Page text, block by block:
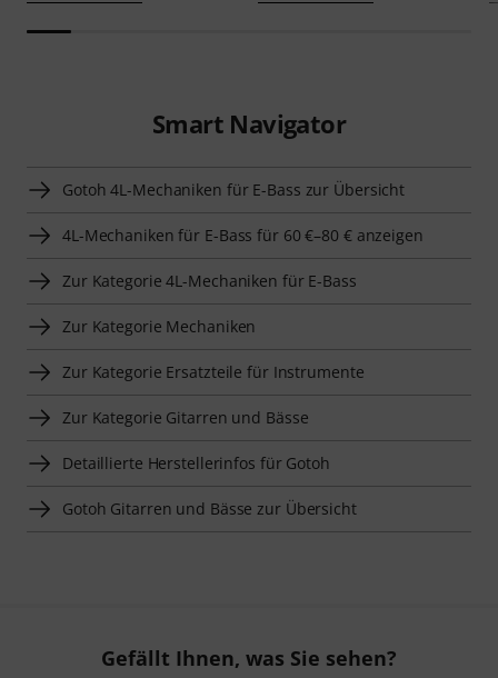
Smart Navigator
Gotoh 4L-Mechaniken für E-Bass zur Übersicht
4L-Mechaniken für E-Bass für 60 €–80 € anzeigen
Zur Kategorie 4L-Mechaniken für E-Bass
Zur Kategorie Mechaniken
Zur Kategorie Ersatzteile für Instrumente
Zur Kategorie Gitarren und Bässe
Detaillierte Herstellerinfos für Gotoh
Gotoh Gitarren und Bässe zur Übersicht
Gefällt Ihnen, was Sie sehen?